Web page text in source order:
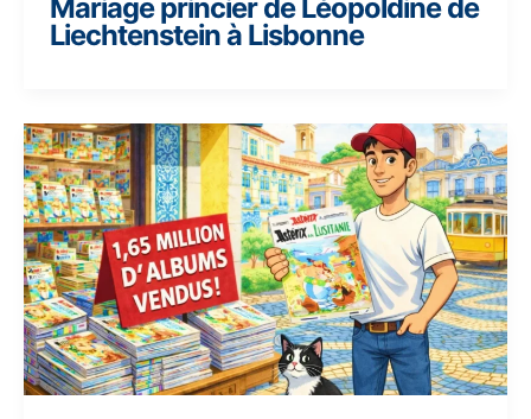
Mariage princier de Léopoldine de
Liechtenstein à Lisbonne